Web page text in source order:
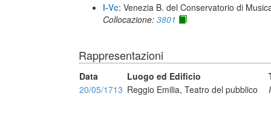
I-Vc: Venezia B. del Conservatorio di
Collocazione: 3801
Rappresentazioni
Data Luogo ed Edificio
20/05/1713 Reggio Emilia, Teatro del pubblico